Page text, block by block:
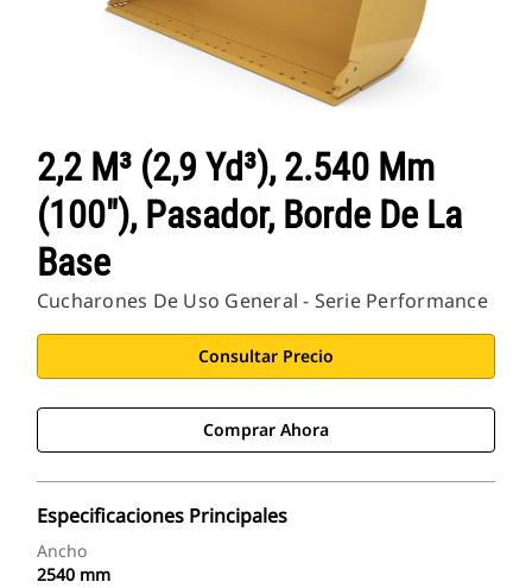
2,2 M³ (2,9 Yd³), 2.540 Mm
(100"), Pasador, Borde De La
Base
Cucharones De Uso General - Serie Performance
Consultar Precio
Comprar Ahora
Especificaciones Principales
Ancho
2540 mm